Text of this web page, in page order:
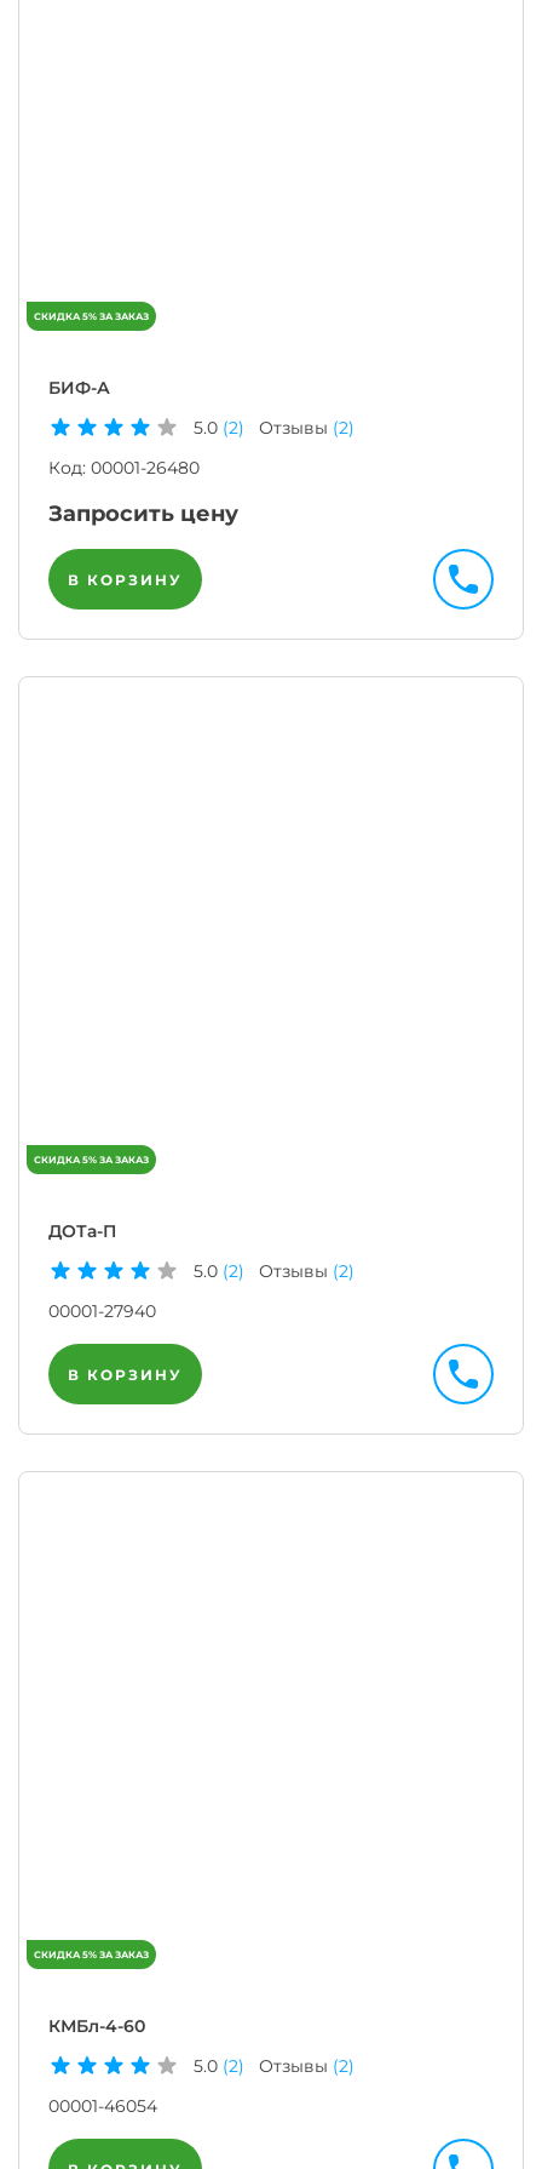
БИФ-А
5.0 (2) Отзывы (2)
Код: 00001-26480
Запросить цену
В КОРЗИНУ
ДОТа-П
5.0 (2) Отзывы (2)
00001-27940
В КОРЗИНУ
КМБл-4-60
5.0 (2) Отзывы (2)
00001-46054